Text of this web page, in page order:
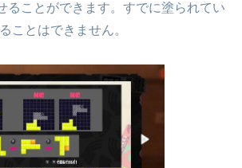
ることができます。すでに塗られてい
ことはできません。